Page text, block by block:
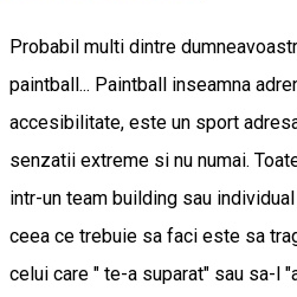
Probabil multi dintre
paintball... Paintball inseamna
accesibilitate, este un sport
senzatii extreme si nu numai.
intr-un team building sau
ceea ce trebuie sa faci este sa
celui care " te-a suparat" sau sa-l